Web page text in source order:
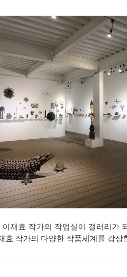
재효 작가의 작업실이 갤러리가
효 작가의 다양한 작품세계를 감상